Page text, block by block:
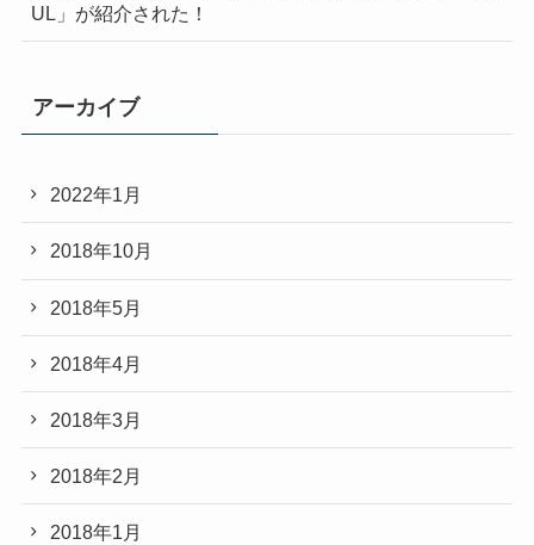
UL」が紹介された！
アーカイブ
2022年1月
2018年10月
2018年5月
2018年4月
2018年3月
2018年2月
2018年1月